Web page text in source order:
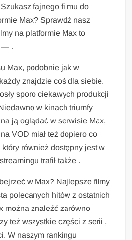
fajnego filmu do
Max? Sprawdź nasz
na platformie Max to
— .
Max, podobnie jak w
znajdzie coś dla siebie.
sporo ciekawych produkcji
w kinach triumfy
ją oglądać w serwisie Max,
VOD miał też dopiero co
również dostępny jest w
trafił także .
w Max? Najlepsze filmy
polecanych hitów z ostatnich
można znaleźć zarówno
też wszystkie części z serii ,
W naszym rankingu